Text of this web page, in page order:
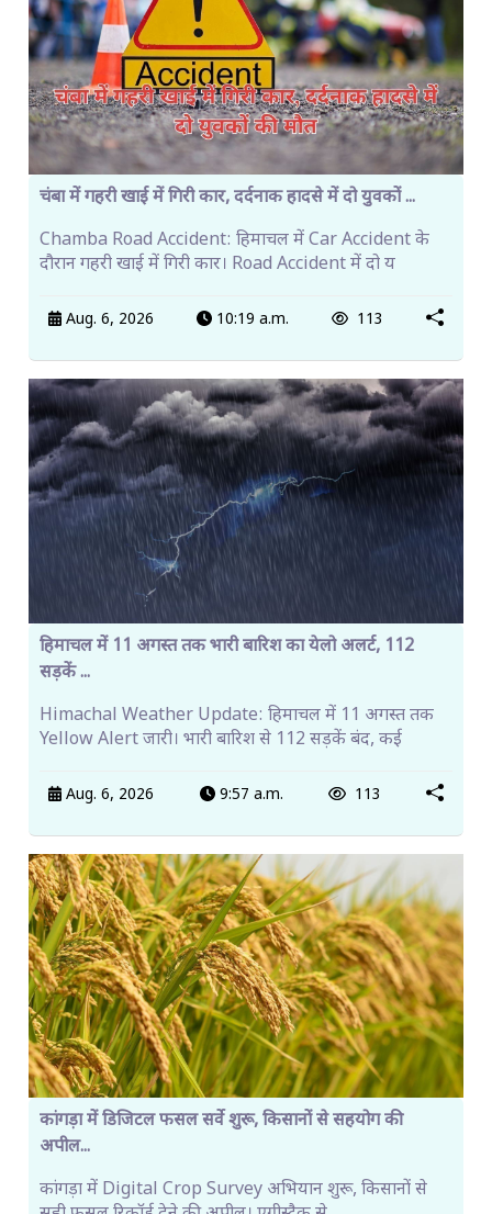
चंबा में गहरी खाई में गिरी कार, दर्दनाक हादसे में दो युवकों ...
Chamba Road Accident: हिमाचल में Car Accident के
दौरान गहरी खाई में गिरी कार। Road Accident में दो य
Aug. 6, 2026 10:19 a.m. 113
हिमाचल में 11 अगस्त तक भारी बारिश का येलो अलर्ट, 112
सड़कें ...
Himachal Weather Update: हिमाचल में 11 अगस्त तक
Yellow Alert जारी। भारी बारिश से 112 सड़कें बंद, कई
Aug. 6, 2026 9:57 a.m. 113
कांगड़ा में डिजिटल फसल सर्वे शुरू, किसानों से सहयोग की
अपील...
कांगड़ा में Digital Crop Survey अभियान शुरू, किसानों से